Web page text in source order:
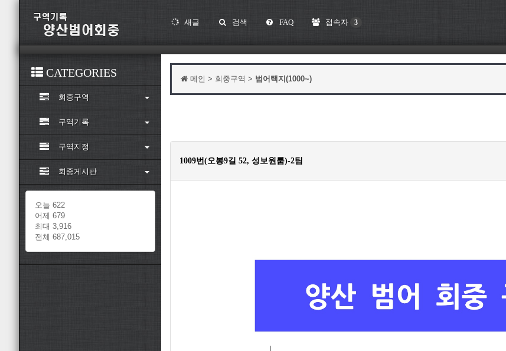
새글 검색 FAQ 접속자 3
CATEGORIES
회중구역
구역기록
구역지정
회중게시판
오늘 622
어제 679
최대 3,916
전체 687,015
메인 > 회중구역 > 범어택지(1000~)
1009번(오봉9길 52, 성보원룸)-2팀